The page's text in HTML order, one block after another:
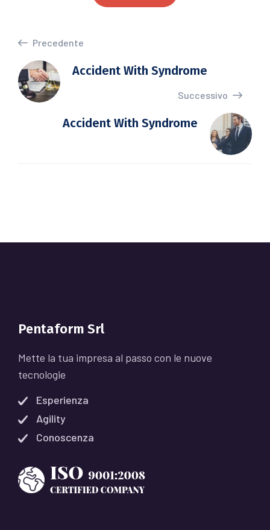
Precedente
Accident With Syndrome
Successivo
Accident With Syndrome
Pentaform Srl
Mette la tua impresa al passo con le nuove
tecnologie
Esperienza
Agility
Conoscenza